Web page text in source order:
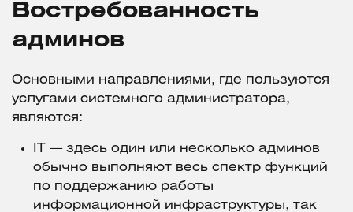
Востребованность
админов
Основными направлениями, где пользуются
услугами системного администратора,
являются:
IT — здесь один или несколько админов
обычно выполняют весь спектр функций
по поддержанию работы
информационной инфраструктуры, так